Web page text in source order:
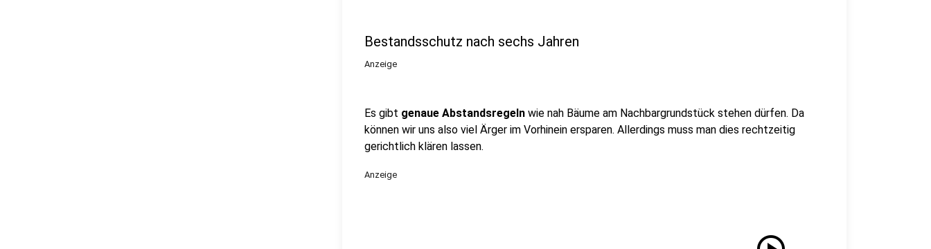
Bestandsschutz nach sechs Jahren
Anzeige
Es gibt genaue Abstandsregeln wie nah Bäume am Nachbargrundstück stehen dürfen. Da
können wir uns also viel Ärger im Vorhinein ersparen. Allerdings muss man dies rechtzeitig
gerichtlich klären lassen.
Anzeige